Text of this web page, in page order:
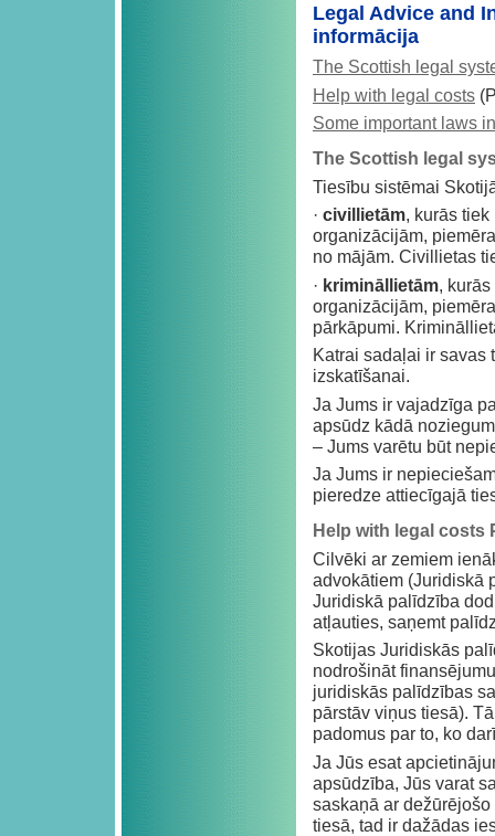
Legal Advice and
informācija
The Scottish legal
Help with legal costs
Some important laws
The Scottish legal
Tiesību sistēmai
· civillietām, kurās
organizācijām,
no mājām. Civillietas
· krimināllietām,
organizācijām,
pārkāpumi.
Katrai sadaļai ir savas
izskatīšanai.
Ja Jums ir vajadzīga
apsūdz kādā
– Jums varētu būt
Ja Jums ir
pieredze attiecīgajā
Help with legal costs
Cilvēki ar zemiem
advokātiem (Juridiskā
Juridiskā palīdzība
atļauties, saņemt
Skotijas Juridiskās
nodrošināt
juridiskās palīdzības
pārstāv viņus tiesā).
padomus par to, ko
Ja Jūs esat
apsūdzība, Jūs varat
saskaņā ar
tiesā, tad ir dažādas